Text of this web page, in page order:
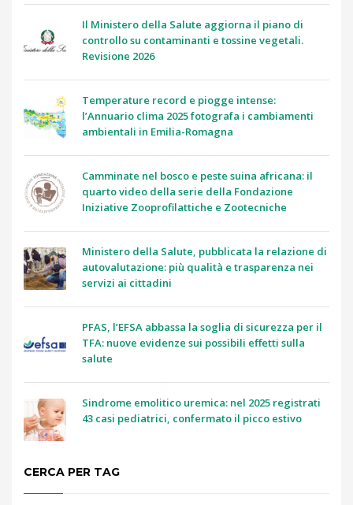
Il Ministero della Salute aggiorna il piano di
controllo su contaminanti e tossine vegetali.
Revisione 2026
Temperature record e piogge intense:
l’Annuario clima 2025 fotografa i cambiamenti
ambientali in Emilia-Romagna
Camminate nel bosco e peste suina africana: il
quarto video della serie della Fondazione
Iniziative Zooprofilattiche e Zootecniche
Ministero della Salute, pubblicata la relazione di
autovalutazione: più qualità e trasparenza nei
servizi ai cittadini
PFAS, l’EFSA abbassa la soglia di sicurezza per il
TFA: nuove evidenze sui possibili effetti sulla
salute
Sindrome emolitico uremica: nel 2025 registrati
43 casi pediatrici, confermato il picco estivo
CERCA PER TAG